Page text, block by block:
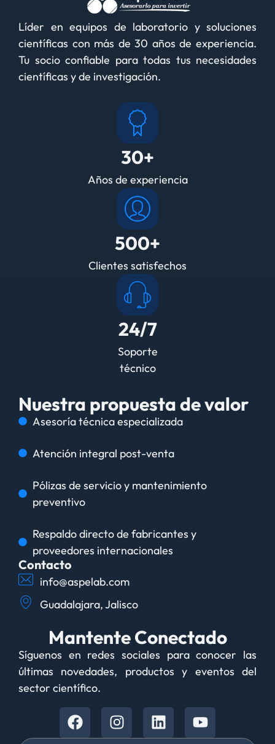
Líder en equipos de laboratorio y soluciones
científicas con más de 30 años de experiencia.
Tu socio confiable para todas tus necesidades
científicas y de investigación.
30+
Años de experiencia
500+
Clientes satisfechos
24/7
Soporte
técnico
Nuestra propuesta de valor
Asesoría técnica especializada
Atención integral post-venta
Pólizas de servicio y mantenimiento
preventivo
Respaldo directo de fabricantes y
proveedores internacionales
Contacto
info@aspelab.com
Guadalajara, Jalisco
Mantente Conectado
Síguenos en redes sociales para conocer las
últimas novedades, productos y eventos del
sector científico.